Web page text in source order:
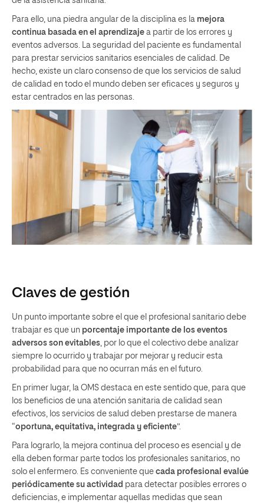
Para ello, una piedra angular de la disciplina es la mejora
continua basada en el aprendizaje a partir de los errores y
eventos adversos. La seguridad del paciente es fundamental
para prestar servicios sanitarios esenciales de calidad. De
hecho, existe un claro consenso de que los servicios de salud
de calidad en todo el mundo deben ser eficaces y seguros y
estar centrados en las personas.
Claves de gestión
Un punto importante sobre el que el profesional sanitario debe
trabajar es que un porcentaje importante de los eventos
adversos son evitables, por lo que el colectivo debe analizar
siempre lo ocurrido y trabajar por mejorar y reducir esta
probabilidad para que no ocurran más en el futuro.
En primer lugar, la OMS destaca en este sentido que, para que
los beneficios de una atención sanitaria de calidad sean
efectivos, los servicios de salud deben prestarse de manera
“oportuna, equitativa, integrada y eficiente”.
Para lograrlo, la mejora continua del proceso es esencial y de
ella deben formar parte todos los profesionales sanitarios, no
solo el enfermero. Es conveniente que cada profesional evalúe
periódicamente su actividad para detectar posibles errores o
deficiencias, e implementar aquellas medidas que sean